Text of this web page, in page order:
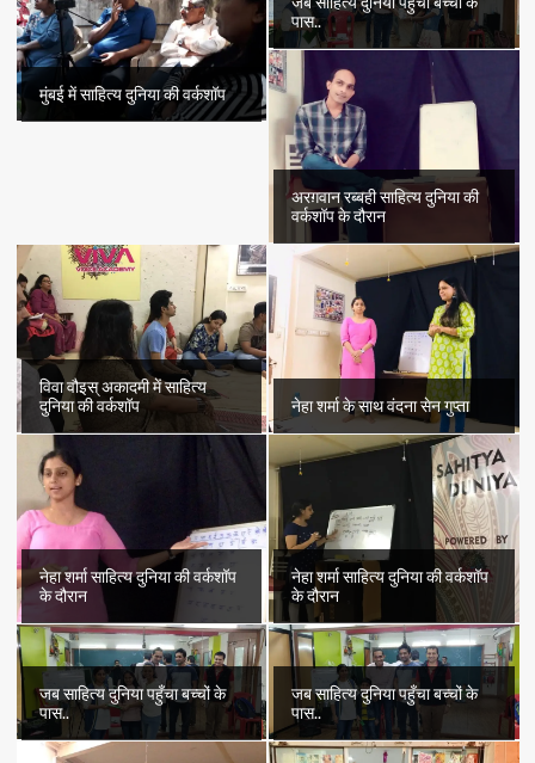
मुंबई में साहित्य दुनिया की वर्कशॉप
पास..
अरग़वान रब्बही साहित्य दुनिया की
वर्कशॉप के दौरान
विवा वौइस् अकादमी में साहित्य
दुनिया की वर्कशॉप
नेहा शर्मा के साथ वंदना सेन गुप्ता
नेहा शर्मा साहित्य दुनिया की वर्कशॉप
के दौरान
नेहा शर्मा साहित्य दुनिया की वर्कशॉप
के दौरान
जब साहित्य दुनिया पहुँचा बच्चों के
पास..
जब साहित्य दुनिया पहुँचा बच्चों के
पास..